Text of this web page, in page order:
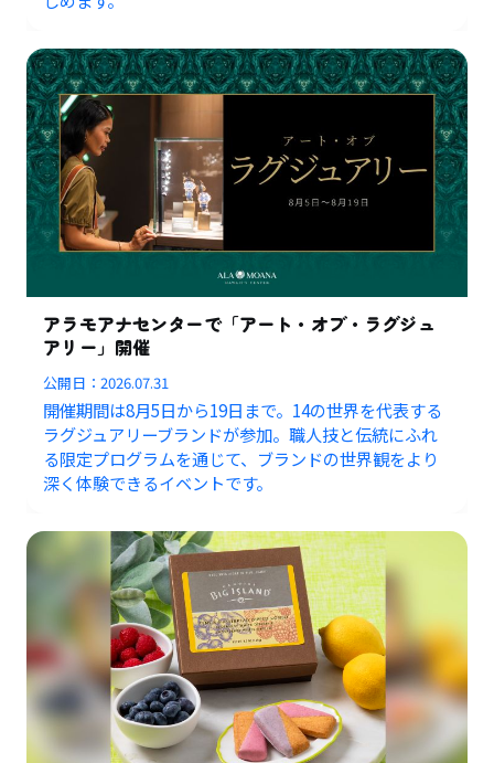
アラモアナセンターで「アート・オブ・ラグジュ
アリー」開催
公開日：2026.07.31
開催期間は8月5日から19日まで。14の世界を代表する
ラグジュアリーブランドが参加。職人技と伝統にふれ
る限定プログラムを通じて、ブランドの世界観をより
深く体験できるイベントです。